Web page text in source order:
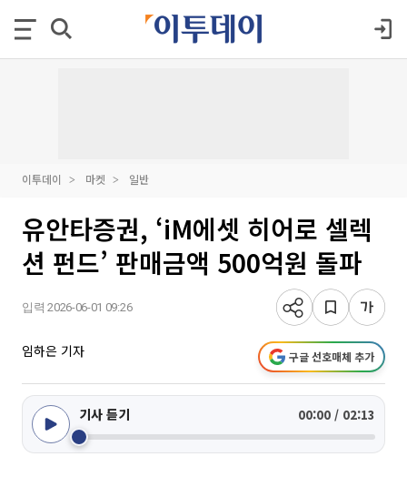
이투데이 마켓 일반
유안타증권, ‘iM에셋 히어로 셀렉
션 펀드’ 판매금액 500억원 돌파
입력 2026-06-01 09:26
임하은 기자 구글 선호매체 추가
기사 듣기 00:00 / 02:13